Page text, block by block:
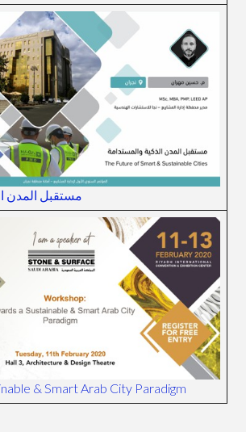
مستقبل المدن
& Smart Arab City Paradigm